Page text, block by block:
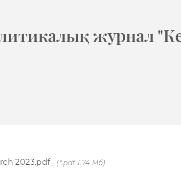
журнал
2023.pdf_ (*.pdf 1.74 Мб)